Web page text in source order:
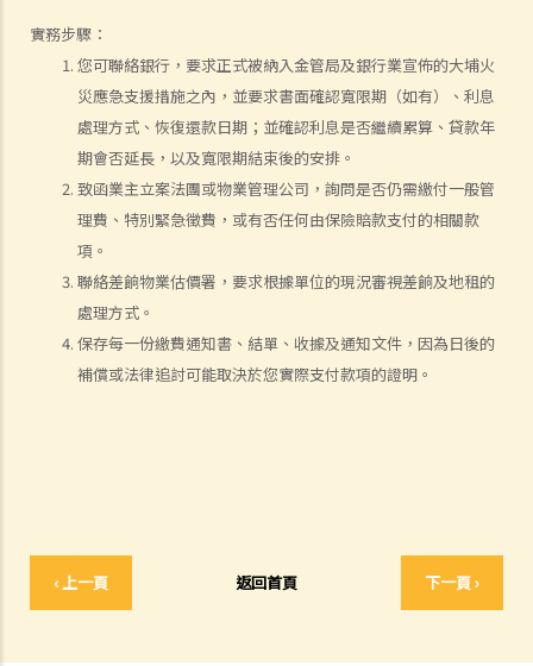
實務步驟：
您可聯絡銀行，要求正式被納入金管局及銀行業宣佈的大埔火
災應急支援措施之內，並要求書面確認寬限期（如有）、利息
處理方式、恢復還款日期；並確認利息是否繼續累算、貸款年
期會否延長，以及寬限期結束後的安排。
致函業主立案法團或物業管理公司，詢問是否仍需繳付一般管
理費、特別緊急徵費，或有否任何由保險賠款支付的相關款
項。
聯絡差餉物業估價署，要求根據單位的現況審視差餉及地租的
處理方式。
保存每一份繳費通知書、結單、收據及通知文件，因為日後的
補償或法律追討可能取決於您實際支付款項的證明。
‹ 上一頁 返回首頁 下一頁 ›
切勿尋求索償代理協助處理申索
我的家人在意外中身亡。我可否代表死者展開人身傷亡訴訟？在控告犯
錯的一方之前，我需要依循甚麼程序？
損害賠償陳述書
涉及致命意外的申索
死因裁判法庭有甚麼作用？
火災中受傷的僱員
賠償責任
我在工作時因遇到意外而受傷及導致傷殘，我或我的家人可獲哪些賠
除上述的賠償外，我可否就工傷而獲得其他賠償（例如醫藥費）？